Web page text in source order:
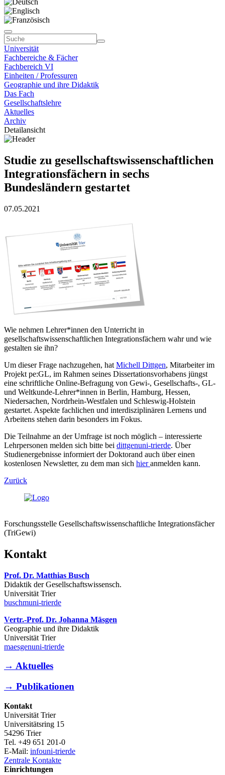
Universität
Fachbereiche & Fächer
Fachbereich VI
Einheiten / Professuren
Geographie und ihre Didaktik
Das Fach
Gesellschaftslehre
Aktuelles
Archiv
Detailansicht
Studie zu gesellschaftswissenschaftlichen
Integrationsfächern in sechs
Bundesländern gestartet
07.05.2021
Wie nehmen Lehrer*innen den Unterricht in
gesellschaftswissenschaftlichen Integrationsfächern wahr und wie
gestalten sie ihn?
Um dieser Frage nachzugehen, hat Michell Dittgen, Mitarbeiter im
Projekt pe:GL, im Rahmen seines Dissertationsvorhabens jüngst
eine schriftliche Online-Befragung von Gewi-, Gesellschafts-, GL-
und Weltkunde-Lehrer*innen in Berlin, Hamburg, Hessen,
Niedersachen, Nordrhein-Westfalen und Schleswig-Holstein
gestartet. Aspekte fachlichen und interdisziplinären Lernens und
Arbeitens stehen darin besonders im Fokus.
Die Teilnahme an der Umfrage ist noch möglich – interessierte
Lehrpersonen melden sich bitte bei dittgenuni-trierde. Über
Studienergebnisse informiert der Doktorand auch über einen
kostenlosen Newsletter, zu dem man sich hieranmelden kann.
Zurück
Forschungsstelle Gesellschaftswissenschaftliche Integrationsfächer
(TriGewi)
Kontakt
Prof. Dr. Matthias Busch
Didaktik der Gesellschaftswissensch.
Universität Trier
buschmuni-trierde
Vertr.-Prof. Dr. Johanna Mäsgen
Geographie und ihre Didaktik
Universität Trier
maesgenuni-trierde
→ Aktuelles
→ Publikationen
Kontakt
Universität Trier
Universitätsring 15
54296 Trier
Tel. +49 651 201-0
E-Mail: infouni-trierde
Zentrale Kontakte
Einrichtungen